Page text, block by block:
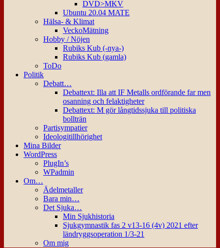
DVD>MKV
Ubuntu 20.04 MATE
Hälsa- & Klimat
VeckoMätning
Hobby / Nöjen
Rubiks Kub (-nya-)
Rubiks Kub (gamla)
ToDo
Politik
Debatt…
Debattext: Illa att IF Metalls ordförande far men
osanning och felaktigheter
Debattext: M gör långtidssjuka till politiska
bollträn
Partisympatier
Ideologitillhörighet
Mina Bilder
WordPress
PlugIn’s
WPadmin
Om…
Ädelmetaller
Bara min…
Det Sjuka…
Min Sjukhistoria
Sjukgymnastik fas 2 v13-16 (4v) 2021 efter
ländryggsoperation 1/3-21
Om mig